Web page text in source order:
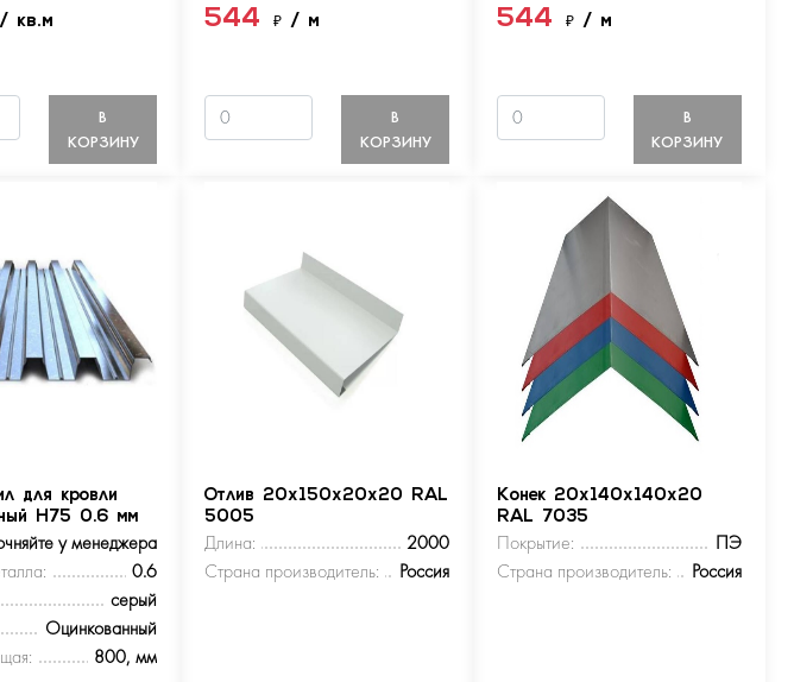
/ кв.м
В
КОРЗИНУ
544₽/ м
В
КОРЗИНУ
544 ₽ / м
В
КОРЗИНУ
для кровли
Н75 0.6 мм
у менеджера
0.6
серый
Оцинкованный
800, мм
Отлив 20х150х20х20 RAL
5005
Длина:
2000
Страна производитель:
Россия
Конек 20х140х140х20
RAL 7035
Покрытие:
ПЭ
Страна производитель:
Россия